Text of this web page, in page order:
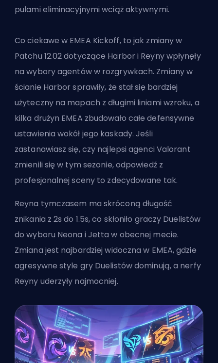
pulami eliminacyjnymi wciąż aktywnymi.
Co ciekawe w EMEA Kickoff, to jak zmiany w
Patchu 12.02 dotyczące Harbor i Reyny wpłynęły
na wybory agentów w rozgrywkach. Zmiany w
ścianie Harbor sprawiły, że stał się bardziej
użyteczny na mapach z długimi liniami wzroku, a
kilka drużyn EMEA zbudowało całe defensywne
ustawienia wokół jego kaskady. Jeśli
zastanawiasz się, czy najlepsi agenci Valorant
zmienili się w tym sezonie, odpowiedź z
profesjonalnej sceny to zdecydowane tak.
Reyna tymczasem ma skróconą długość
znikania z 2s do 1.5s, co skłoniło graczy Duelistów
do wyboru Neona i Jetta w obecnej mecie.
Zmiana jest najbardziej widoczna w EMEA, gdzie
agresywne style gry Duelistów dominują, a nerfy
Reyny uderzyły najmocniej.